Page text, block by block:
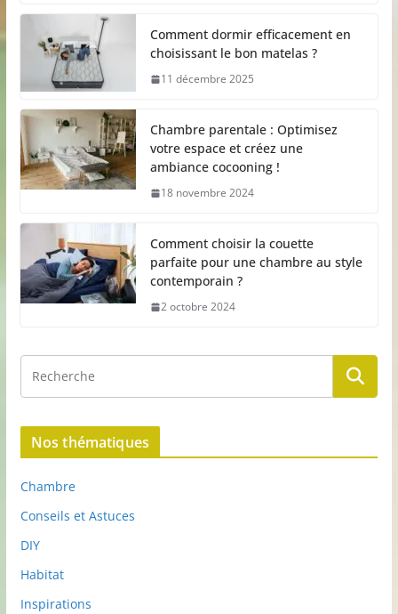
Comment dormir efficacement en
choisissant le bon matelas ?
11 décembre 2025
Chambre parentale : Optimisez
votre espace et créez une
ambiance cocooning !
18 novembre 2024
Comment choisir la couette
parfaite pour une chambre au style
contemporain ?
2 octobre 2024
Nos thématiques
Chambre
Conseils et Astuces
DIY
Habitat
Inspirations